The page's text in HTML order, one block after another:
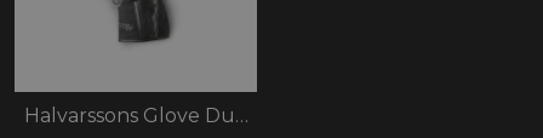
Halvarssons Glove Duved